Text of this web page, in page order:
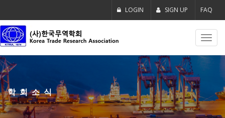
LOGIN SIGN UP FAQ
학회소식